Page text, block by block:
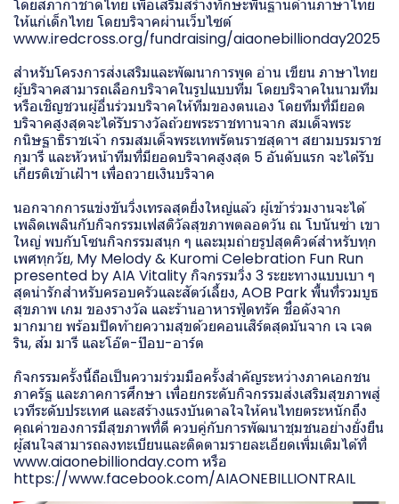
โดยสภากาชาดไทย เพื่อเสริมสร้างทักษะพื้นฐานด้านภาษาไทย
ให้แก่เด็กไทย โดยบริจาคผ่านเว็บไซต์
www.iredcross.org/fundraising/aiaonebillionday2025
สำหรับโครงการส่งเสริมและพัฒนาการพูด อ่าน เขียน ภาษาไทย
ผู้บริจาคสามารถเลือกบริจาคในรูปแบบทีม โดยบริจาคในนามทีม
หรือเชิญชวนผู้อื่นร่วมบริจาคให้ทีมของตนเอง โดยทีมที่มียอด
บริจาคสูงสุดจะได้รับรางวัลถ้วยพระราชทานจาก สมเด็จพระ
กนิษฐาธิราชเจ้า กรมสมเด็จพระเทพรัตนราชสุดาฯ สยามบรมราช
กุมารี และหัวหน้าทีมที่มียอดบริจาคสูงสุด 5 อันดับแรก จะได้รับ
เกียรติเข้าเฝ้าฯ เพื่อถวายเงินบริจาค
นอกจากการแข่งขันวิ่งเทรลสุดยิ่งใหญ่แล้ว ผู้เข้าร่วมงานจะได้
เพลิดเพลินกับกิจกรรมเฟสติวัลสุขภาพตลอดวัน ณ โบนันซ่า เขา
ใหญ่ พบกับโซนกิจกรรมสนุก ๆ และมุมถ่ายรูปสุดคิวต์สำหรับทุก
เพศทุกวัย, My Melody & Kuromi Celebration Fun Run
presented by AIA Vitality กิจกรรมวิ่ง 3 ระยะทางแบบเบา ๆ
สุดน่ารักสำหรับครอบครัวและสัตว์เลี้ยง, AOB Park พื้นที่รวมบูธ
สุขภาพ เกม ของรางวัล และร้านอาหารฟู้ดทรัค ชื่อดังจาก
มากมาย พร้อมปิดท้ายความสุขด้วยคอนเสิร์ตสุดมันจาก เจ เจต
ริน, ส้ม มารี และโอ๊ต-ป๊อบ-อาร์ต
กิจกรรมครั้งนี้ถือเป็นความร่วมมือครั้งสำคัญระหว่างภาคเอกชน
ภาครัฐ และภาคการศึกษา เพื่อยกระดับกิจกรรมส่งเสริมสุขภาพสู่
เวทีระดับประเทศ และสร้างแรงบันดาลใจให้คนไทยตระหนักถึง
คุณค่าของการมีสุขภาพที่ดี ควบคู่กับการพัฒนาชุมชนอย่างยั่งยืน
ผู้สนใจสามารถลงทะเบียนและติดตามรายละเอียดเพิ่มเติมได้ที่
www.aiaonebillionday.comหรือ
https://www.facebook.com/AIAONEBILLIONTRAIL